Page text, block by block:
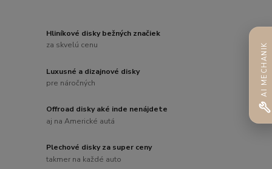
Hliníkové disky bežných značiek
za skvelú cenu
Luxusné a dizajnové disky
pre náročných
Offroad disky aké inde nenájdete
aj na Americké autá
Plechové disky za super ceny
takmer na každé auto
AI MECHANIK